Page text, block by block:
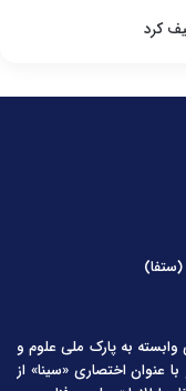
کرد
وابسته به پارک ملی علوم و
عنوان اختصاری «سینا» از